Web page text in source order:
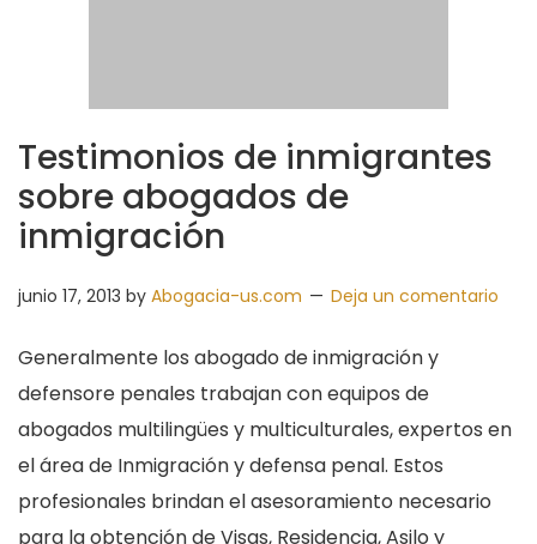
Testimonios de inmigrantes
sobre abogados de
inmigración
junio 17, 2013 by Abogacia-us.com Deja un comentario
Generalmente los abogado de inmigración y
defensore penales trabajan con equipos de
abogados multilingües y multiculturales, expertos en
el área de Inmigración y defensa penal. Estos
profesionales brindan el asesoramiento necesario
para la obtención de Visas, Residencia, Asilo y